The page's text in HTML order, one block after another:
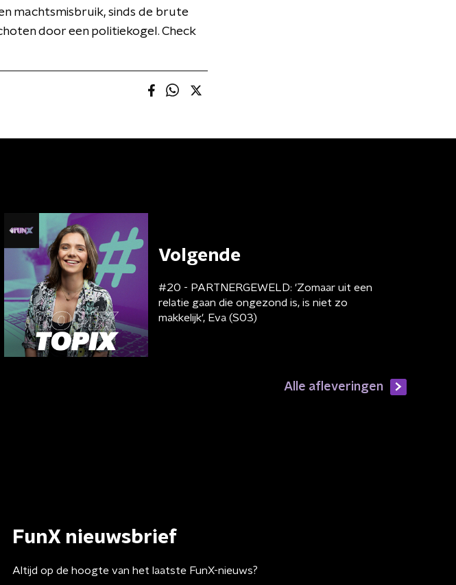
machtsmisbruik, sinds de brute
door een politiekogel. Check
Volgende
#20 - PARTNERGEWELD: 'Zomaar uit een
relatie gaan die ongezond is, is niet zo
makkelijk', Eva (S03)
Alle afleveringen
FunX nieuwsbrief
Altijd op de hoogte van het laatste FunX-nieuws?